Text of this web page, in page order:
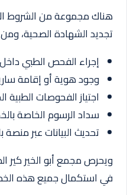
هناك مجموعة من الشروط
تجديد الشهادة الصحية،
إجراء الفحص الطبي
وجود هوية أو إقامة
اجتياز الفحوصات الطبية
سداد الرسوم الخاصة
تحديث البيانات عبر منصة
ويحرص مجمع أبو الخير كير
في استكمال جميع هذه